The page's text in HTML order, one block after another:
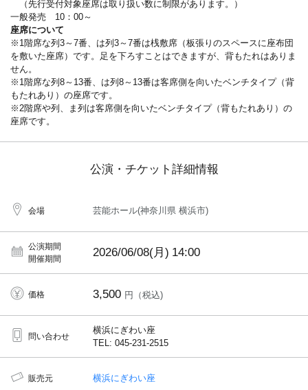
（先行受付対象座席は取り扱い数に制限があります。）
一般発売 10：00～
座席について
※1階席な列3～7番、は列3～7番は桟敷席（板張りのスペースに座布団
を敷いた座席）です。足を下ろすことはできますが、背もたれはありま
せん。
※1階席な列8～13番、は列8～13番は客席側を向いたベンチタイプ（背
もたれあり）の座席です。
※2階席や列、ま列は客席側を向いたベンチタイプ（背もたれあり）の
座席です。
公演・チケット詳細情報
会場 芸能ホール(神奈川県 横浜市)
公演期間
開催期間
2026/06/08(月) 14:00
価格 3,500 円（税込)
問い合わせ
横浜にぎわい座
TEL: 045-231-2515
販売元 横浜にぎわい座